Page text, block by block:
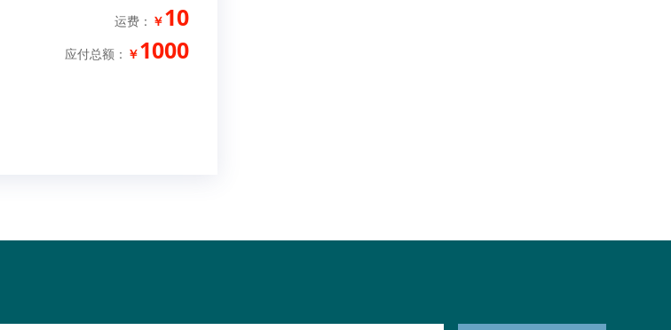
运费： ￥10
应付总额： ￥1000